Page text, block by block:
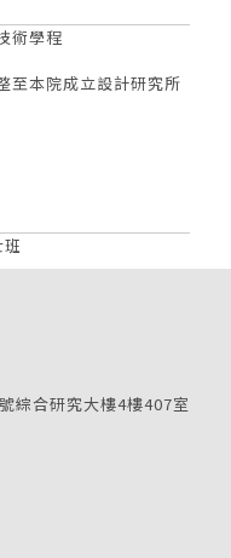
術學程
至本院成立設計研究所
綜合研究大樓4樓407室